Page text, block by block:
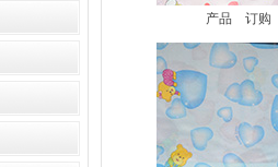
产品 订购